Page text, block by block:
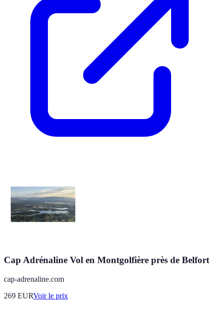
Cap Adrénaline Vol en Montgolfière près de Belfort
cap-adrenaline.com
269 EURVoir le prix